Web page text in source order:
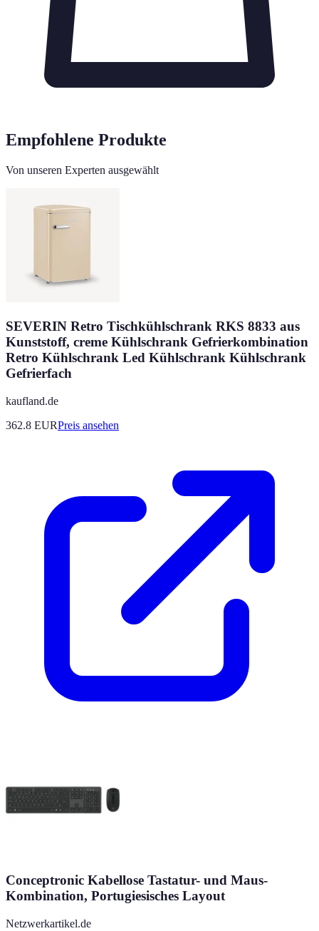
Empfohlene Produkte
Von unseren Experten ausgewählt
SEVERIN Retro Tischkühlschrank RKS 8833 aus
Kunststoff, creme Kühlschrank Gefrierkombination
Retro Kühlschrank Led Kühlschrank Kühlschrank
Gefrierfach
kaufland.de
362.8 EURPreis ansehen
Conceptronic Kabellose Tastatur- und Maus-
Kombination, Portugiesisches Layout
Netzwerkartikel.de